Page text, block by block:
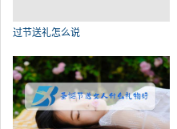
过节送礼怎么说